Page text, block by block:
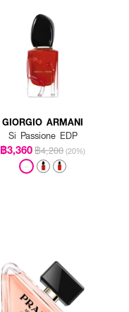
GIORGIO ARMANI
Si Passione EDP
฿3,360฿4,200 (20%)